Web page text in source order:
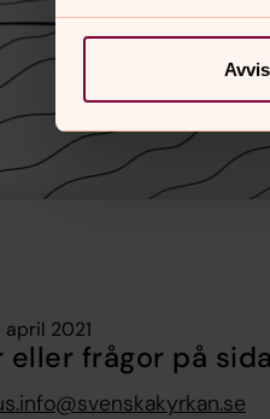
2021
eller frågor på